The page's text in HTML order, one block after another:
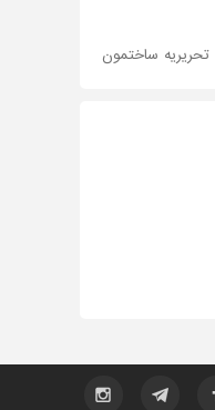
تحریریه ساختمون